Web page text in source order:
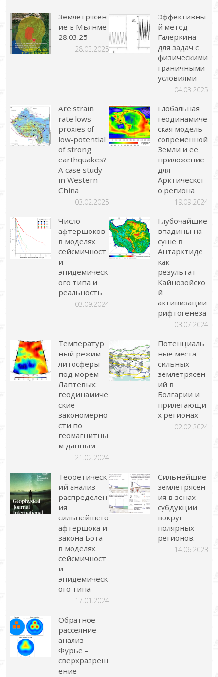
Землетрясен
ие в Мьянме
28.03.25
28.03.2025
Эффективны
й метод
Галеркина
для задач с
физическими
граничными
условиями
04.03.2025
Are strain
rate lows
proxies of
low-potential
of strong
earthquakes?
A case study
in Western
China
03.02.2025
Глобальная
геодинамиче
ская модель
современной
Земли и ее
приложение
для
Арктическог
о региона
19.09.2024
Число
афтершоков
в моделях
сейсмичност
и
эпидемическ
ого типа и
реальность
03.09.2024
Глубочайшие
впадины на
суше в
Антарктиде
как
результат
Кайнозойско
й
активизации
рифтогенеза
03.07.2024
Температур
ный режим
литосферы
под морем
Лаптевых:
геодинамиче
ские
закономерно
сти по
геомагнитны
м данным
21.02.2024
Потенциаль
ные места
сильных
землетрясен
ий в
Болгарии и
прилегающи
х регионах
02.02.2024
Теоретическ
ий анализ
распределен
ия
сильнейшего
афтершока и
закона Бота
в моделях
сейсмичност
и
эпидемическ
ого типа
17.01.2024
Сильнейшие
землетрясен
ия в зонах
субдукции
вокруг
полярных
регионов.
14.06.2023
Обратное
рассеяние –
анализ
Фурье –
сверхразреш
ение